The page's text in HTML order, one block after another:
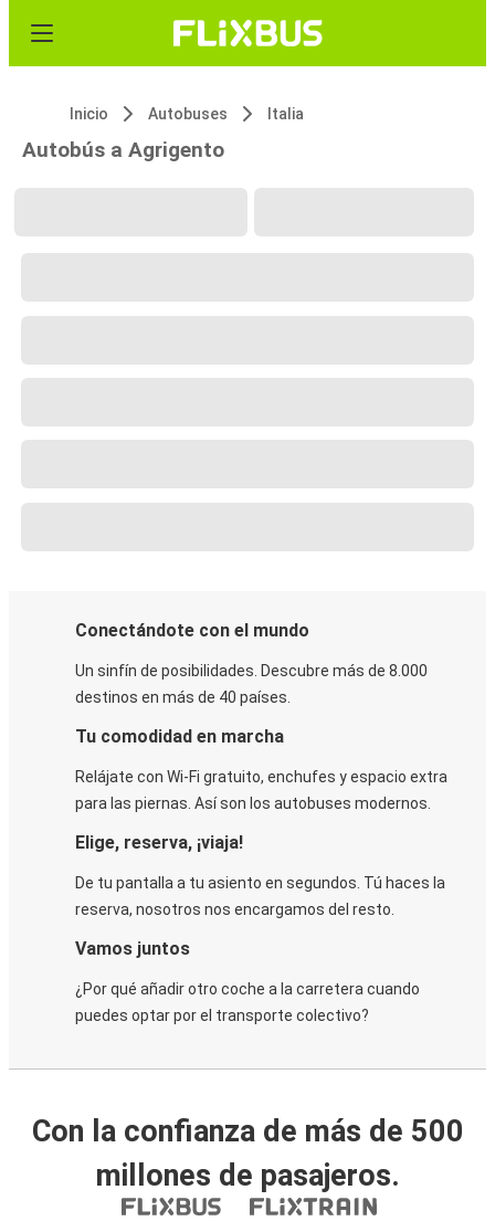
Inicio Autobuses Italia
Autobús a Agrigento
Conectándote con el mundo
Un sinfín de posibilidades. Descubre más de 8.000
destinos en más de 40 países.
Tu comodidad en marcha
Relájate con Wi-Fi gratuito, enchufes y espacio extra
para las piernas. Así son los autobuses modernos.
Elige, reserva, ¡viaja!
De tu pantalla a tu asiento en segundos. Tú haces la
reserva, nosotros nos encargamos del resto.
Vamos juntos
¿Por qué añadir otro coche a la carretera cuando
puedes optar por el transporte colectivo?
Con la confianza de más de 500
millones de pasajeros.